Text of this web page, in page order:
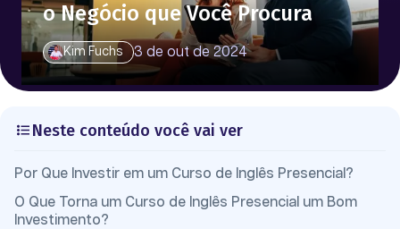
o Negócio que Você Procura
Kim Fuchs 3 de out de 2024
Neste conteúdo você vai ver
Por Que Investir em um Curso de Inglês Presencial?
O Que Torna um Curso de Inglês Presencial um Bom
Investimento?